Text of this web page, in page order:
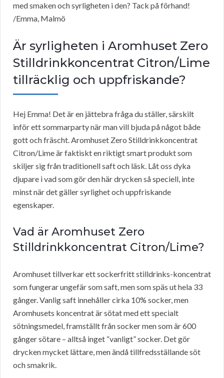
med smaken och syrligheten i den? Tack på förhand!
/Emma, Malmö
Är syrligheten i Aromhuset Zero
Stilldrinkkoncentrat Citron/Lime
tillräcklig och uppfriskande?
Hej Emma! Det är en jättebra fråga du ställer, särskilt
inför ett sommarparty när man vill bjuda på något både
gott och fräscht. Aromhuset Zero Stilldrinkkoncentrat
Citron/Lime är faktiskt en riktigt smart produkt som
skiljer sig från traditionell saft och läsk. Låt oss dyka
djupare i vad som gör den här drycken så speciell, inte
minst när det gäller syrlighet och uppfriskande
egenskaper.
Vad är Aromhuset Zero
Stilldrinkkoncentrat Citron/Lime?
Aromhuset tillverkar ett sockerfritt stilldrinks-koncentrat
som fungerar ungefär som saft, men som späs ut hela 33
gånger. Vanlig saft innehåller cirka 10% socker, men
Aromhusets koncentrat är sötat med ett specialt
sötningsmedel, framställt från socker men som är 600
gånger sötare – alltså inget “vanligt” socker. Det gör
drycken mycket lättare, men ändå tillfredsställande söt
och smakrik.